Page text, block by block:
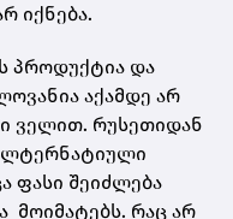
იქნება.
პროდუქტია და
აქამდე არ
ველით. რუსეთიდან
ფასი შეიძლება
მოიმატებს. რაც არ